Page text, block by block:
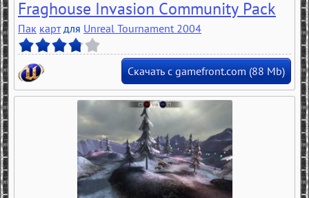
Fraghouse Invasion Community Pack
Пак картдля Unreal Tournament 2004
Скачать с gamefront.com (88 Mb)